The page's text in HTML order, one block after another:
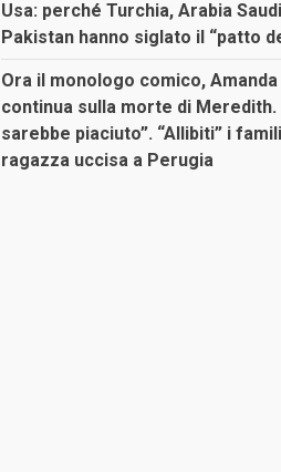
Usa: perché Turchia, Arabia
Pakistan hanno siglato il “patto
Ora il monologo comico, Amanda
continua sulla morte di Meredith.
sarebbe piaciuto”. “Allibiti” i
ragazza uccisa a Perugia